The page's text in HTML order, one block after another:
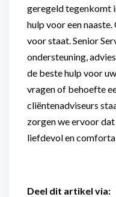
geregeld tegenkomt
hulp voor een
voor staat. Senior
ondersteuning,
de beste hulp voor
vragen of behoefte
cliëntenadviseurs
zorgen we ervoor
liefdevol en
Deel dit artikel via: